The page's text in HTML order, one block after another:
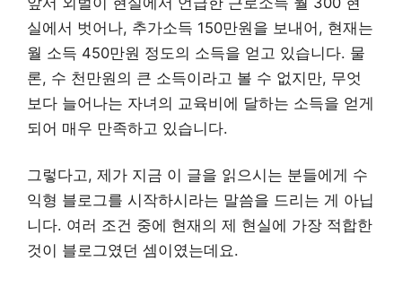
실에서 벗어나, 추가소득 150만원을 보내어, 현재는
월 소득 450만원 정도의 소득을 얻고 있습니다. 물
론, 수 천만원의 큰 소득이라고 볼 수 없지만, 무엇
보다 늘어나는 자녀의 교육비에 달하는 소득을 얻게
되어 매우 만족하고 있습니다.
그렇다고, 제가 지금 이 글을 읽으시는 분들에게 수
익형 블로그를 시작하시라는 말씀을 드리는 게 아닙
니다. 여러 조건 중에 현재의 제 현실에 가장 적합한
것이 블로그였던 셈이였는데요.